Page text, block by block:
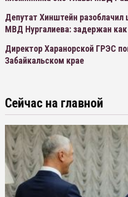
Депутат Хинштейн
МВД Нургалиева: задержан
Директор Харанорской ГРЭС
Забайкальском крае
Сейчас на главной